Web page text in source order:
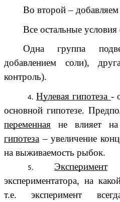
Во второй – добавляем
Все остальные
Одна группа
добавлением соли),
контроль).
Нулевая гипотеза -
основной гипотезе.
переменная не влияет на
гипотеза – увеличение
на выживаемость рыбок.
Эксперимент
экспериментатора, на
т.е. эксперимент